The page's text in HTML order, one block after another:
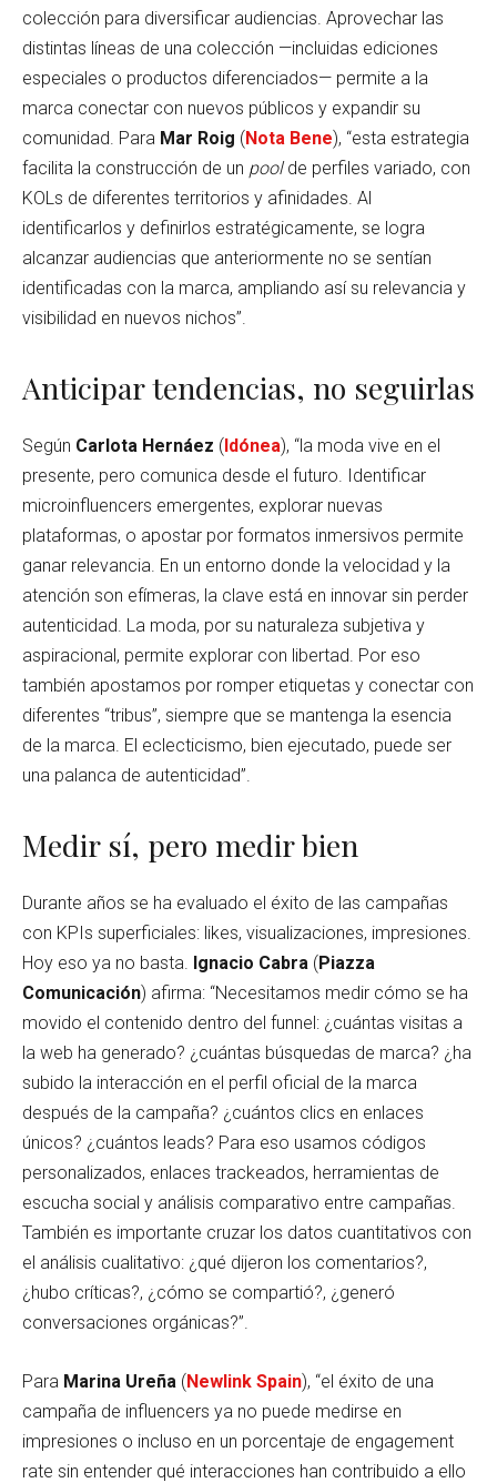
colección para diversificar audiencias. Aprovechar las
distintas líneas de una colección —incluidas ediciones
especiales o productos diferenciados— permite a la
marca conectar con nuevos públicos y expandir su
comunidad. Para Mar Roig (Nota Bene), “esta estrategia
facilita la construcción de un poolde perfiles variado, con
KOLs de diferentes territorios y afinidades. Al
identificarlos y definirlos estratégicamente, se logra
alcanzar audiencias que anteriormente no se sentían
identificadas con la marca, ampliando así su relevancia y
visibilidad en nuevos nichos”.
Anticipar tendencias, no seguirlas
Según Carlota Hernáez (Idónea), “la moda vive en el
presente, pero comunica desde el futuro. Identificar
microinfluencers emergentes, explorar nuevas
plataformas, o apostar por formatos inmersivos permite
ganar relevancia. En un entorno donde la velocidad y la
atención son efímeras, la clave está en innovar sin perder
autenticidad. La moda, por su naturaleza subjetiva y
aspiracional, permite explorar con libertad. Por eso
también apostamos por romper etiquetas y conectar con
diferentes “tribus”, siempre que se mantenga la esencia
de la marca. El eclecticismo, bien ejecutado, puede ser
una palanca de autenticidad”.
Medir sí, pero medir bien
Durante años se ha evaluado el éxito de las campañas
con KPIs superficiales: likes, visualizaciones, impresiones.
Hoy eso ya no basta. Ignacio Cabra (Piazza
Comunicación) afirma: “Necesitamos medir cómo se ha
movido el contenido dentro del funnel: ¿cuántas visitas a
la web ha generado? ¿cuántas búsquedas de marca? ¿ha
subido la interacción en el perfil oficial de la marca
después de la campaña? ¿cuántos clics en enlaces
únicos? ¿cuántos leads? Para eso usamos códigos
personalizados, enlaces trackeados, herramientas de
escucha social y análisis comparativo entre campañas.
También es importante cruzar los datos cuantitativos con
el análisis cualitativo: ¿qué dijeron los comentarios?,
¿hubo críticas?, ¿cómo se compartió?, ¿generó
conversaciones orgánicas?”.
Para Marina Ureña (Newlink Spain), “el éxito de una
campaña de influencers ya no puede medirse en
impresiones o incluso en un porcentaje de engagement
rate sin entender qué interacciones han contribuido a ello